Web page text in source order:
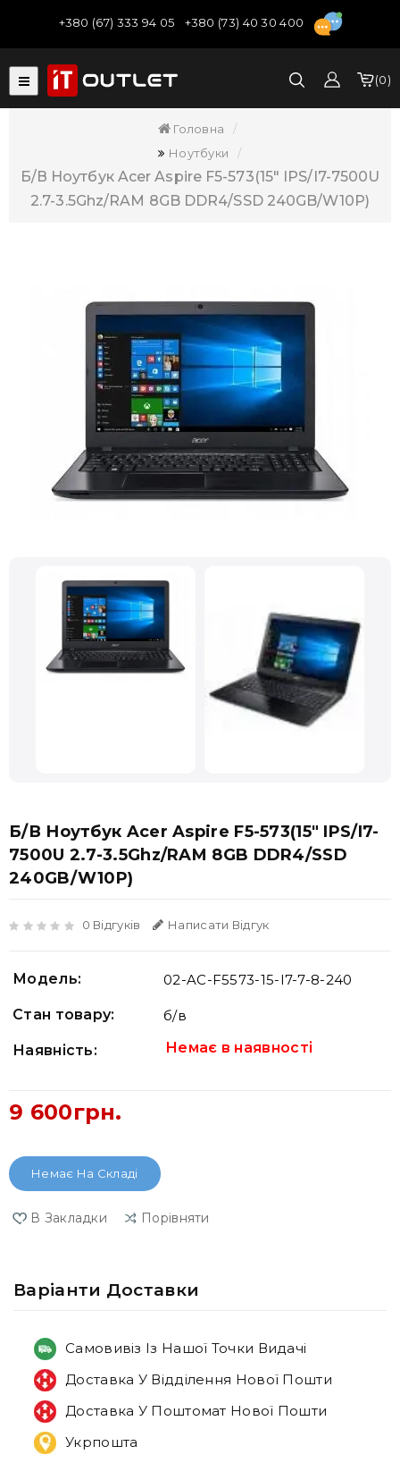
+380 (67) 333 94 05 +380 (73) 40 30 400
0
Головна
Ноутбуки
Б/В Ноутбук Acer Aspire F5-573(15" IPS/i7-7500U
2.7-3.5Ghz/RAM 8GB DDR4/SSD 240GB/W10P)
Б/В Ноутбук Acer Aspire F5-573(15" IPS/i7-
7500U 2.7-3.5Ghz/RAM 8GB DDR4/SSD
240GB/W10P)
0 Відгуків Написати Відгук
Модель: 02-AC-F5573-15-I7-7-8-240
Стан товару: б/в
Наявність: Немає в наявності
9 600грн.
Немає На Складі
В Закладки Порівняти
Варiанти Доставки
Самовивіз Із Нашої Точки Видачі
Доставка У Відділення Нової Пошти
Доставка У Поштомат Нової Пошти
Укрпошта